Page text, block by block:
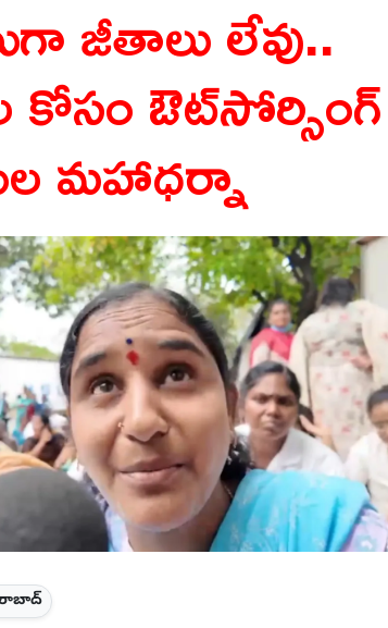
జీతాలు లేవు..
ఔట్‌సోర్సింగ్
మహాధర్నా